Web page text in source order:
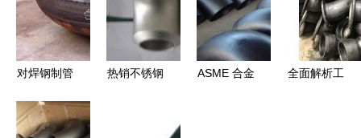
对焊钢制管
弯头价格与
热销不锈钢
ASME 合金
全面解析工